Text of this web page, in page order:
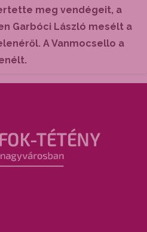
meg vendégeit, a
Garbóci László mesélt a
A Vanmocsello a